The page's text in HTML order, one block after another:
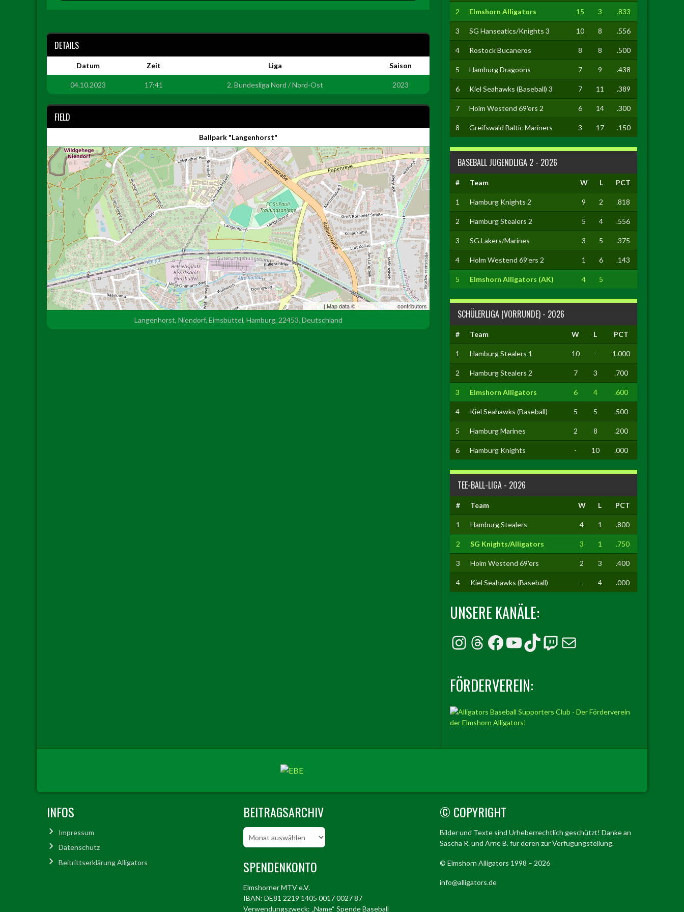
DETAILS
Datum Zeit Liga Saison
04.10.2023 17:41 2. Bundesliga Nord / Nord-Ost 2023
FIELD
Ballpark "Langenhorst"
Leaflet | Map data © OpenStreetMap contributors
Langenhorst, Niendorf, Eimsbüttel, Hamburg, 22453, Deutschland
2 Elmshorn Alligators 15 3 .833
3 SG Hanseatics/Knights 3 10 8 .556
4 Rostock Bucaneros 8 8 .500
5 Hamburg Dragoons 7 9 .438
6 Kiel Seahawks (Baseball) 3 7 11 .389
7 Holm Westend 69'ers 2 6 14 .300
8 Greifswald Baltic Mariners 3 17 .150
BASEBALL JUGENDLIGA 2 - 2026
# Team W L PCT
1 Hamburg Knights 2 9 2 .818
2 Hamburg Stealers 2 5 4 .556
3 SG Lakers/Marines 3 5 .375
4 Holm Westend 69'ers 2 1 6 .143
5 Elmshorn Alligators (AK) 4 5
SCHÜLERLIGA (VORRUNDE) - 2026
# Team W L PCT
1 Hamburg Stealers 1 10 - 1.000
2 Hamburg Stealers 2 7 3 .700
3 Elmshorn Alligators 6 4 .600
4 Kiel Seahawks (Baseball) 5 5 .500
5 Hamburg Marines 2 8 .200
6 Hamburg Knights - 10 .000
TEE-BALL-LIGA - 2026
# Team W L PCT
1 Hamburg Stealers 4 1 .800
2 SG Knights/Alligators 3 1 .750
3 Holm Westend 69'ers 2 3 .400
4 Kiel Seahawks (Baseball) - 4 .000
UNSERE KANÄLE:
Instagram
Threads
Facebook
YouTube
TikTok
Twitch
E-Mail
FÖRDERVEREIN:
INFOS
Impressum
Datenschutz
Beitrittserklärung Alligators
BEITRAGSARCHIV
Beitragsarchiv
SPENDENKONTO
Elmshorner MTV e.V.
IBAN: DE81 2219 1405 0017 0027 87
Verwendungszweck: „Name“ Spende Baseball
© COPYRIGHT
Bilder und Texte sind Urheberrechtlich geschützt! Danke an
Sascha R. und Arne B. für deren zur Verfügungstellung.
© Elmshorn Alligators 1998 – 2026
info@alligators.de